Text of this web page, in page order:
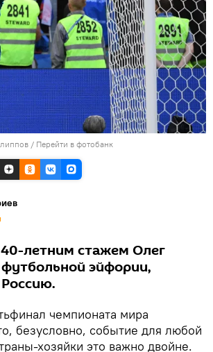
/ Перейти в фотобанк
летним стажем Олег
эйфории,
чемпионата мира
безусловно, событие для любой
хозяйки это важно двойне.